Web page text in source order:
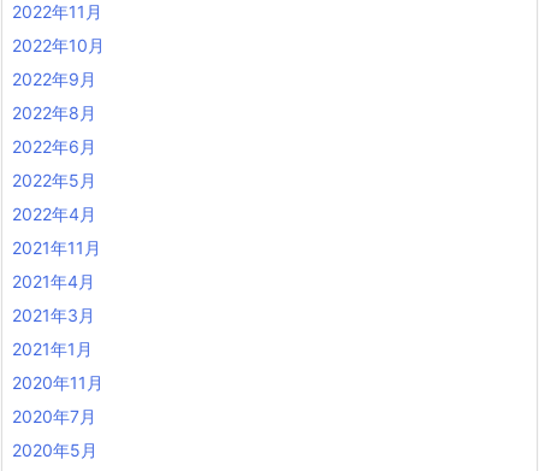
2022年11月
2022年10月
2022年9月
2022年8月
2022年6月
2022年5月
2022年4月
2021年11月
2021年4月
2021年3月
2021年1月
2020年11月
2020年7月
2020年5月